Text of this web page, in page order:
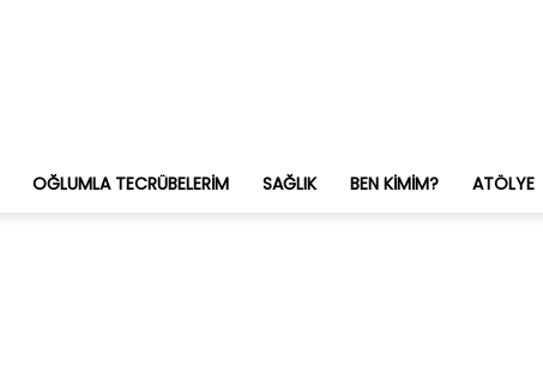
OĞLUMLA TECRÜBELERIM SAĞLIK BEN KIMIM? ATÖLYE